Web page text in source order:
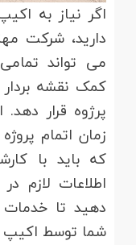
اگر نیاز به
دارید، شرکت
می تواند
کمک نقشه
پرژوه قرار
زمان اتمام
که باید با
اطلاعات لازم
دهید تا خدمات
شما توسط اکیپ